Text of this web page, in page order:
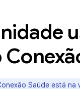
Saúde está